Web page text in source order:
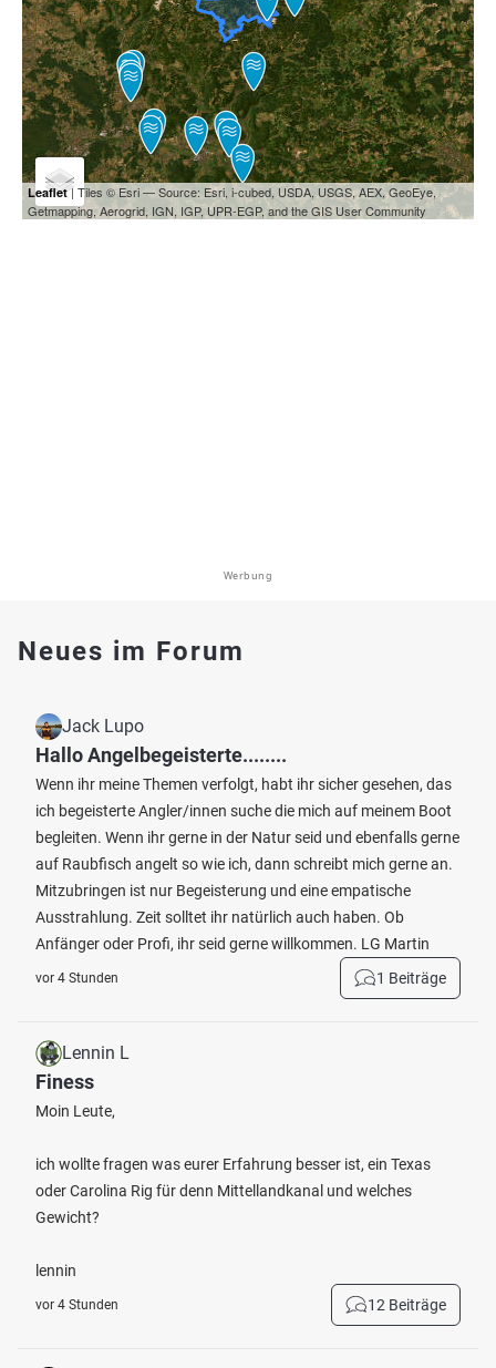
Leaflet| Tiles © Esri — Source: Esri, i-cubed, USDA, USGS, AEX, GeoEye,
Getmapping, Aerogrid, IGN, IGP, UPR-EGP, and the GIS User Community
Werbung
Neues im Forum
Jack Lupo
Hallo Angelbegeisterte........
Wenn ihr meine Themen verfolgt, habt ihr sicher gesehen, das
ich begeisterte Angler/innen suche die mich auf meinem Boot
begleiten. Wenn ihr gerne in der Natur seid und ebenfalls gerne
auf Raubfisch angelt so wie ich, dann schreibt mich gerne an.
Mitzubringen ist nur Begeisterung und eine empatische
Ausstrahlung. Zeit solltet ihr natürlich auch haben. Ob
Anfänger oder Profi, ihr seid gerne willkommen. LG Martin
vor 4 Stunden 1 Beiträge
Lennin L
Finess
Moin Leute,
ich wollte fragen was eurer Erfahrung besser ist, ein Texas
oder Carolina Rig für denn Mittellandkanal und welches
Gewicht?
lennin
vor 4 Stunden 12 Beiträge